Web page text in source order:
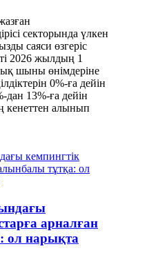
секторында үлкен
саяси өзгеріс
2026 жылдың 1
шыны өнімдеріне
0%-ға дейін
дан 13%-ға дейін
кенеттен алынып
арналған
ол нарықта